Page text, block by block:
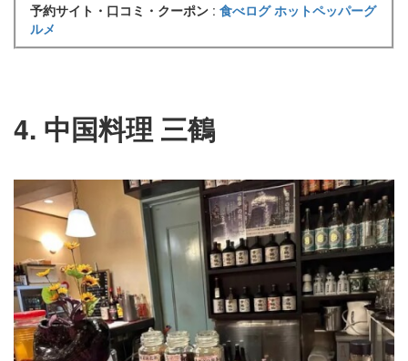
予約サイト・口コミ・クーポン : 食べログホットペッパーグ
ルメ
4. 中国料理 三鶴